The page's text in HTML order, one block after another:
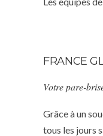
FRANCE
Votre pare-
Grâce à un
tous les jours